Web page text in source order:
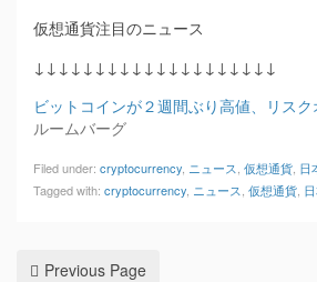
仮想通貨注目のニュース
↓↓↓↓↓↓↓↓↓↓↓↓↓↓↓↓↓↓↓↓
ビットコインが２週間ぶり高値、リス
ルームバーグ
Filed under: cryptocurrency ニュース 仮想通貨 日
Tagged with: cryptocurrency ニュース 仮想通貨
Previous Page